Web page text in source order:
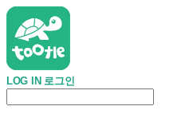
LOG IN 로그인